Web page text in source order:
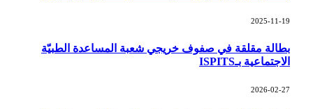
2025-11-19
بطالة مقلقة في صفوف خريجي شعبة المساعدة الطبيّة
الاجتماعية بـISPITS
2026-02-27